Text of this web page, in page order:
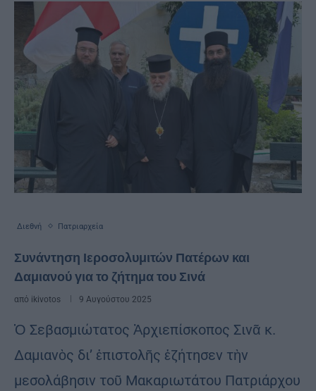
Διεθνή Πατριαρχεία
Συνάντηση Ιεροσολυμιτών Πατέρων και
Δαμιανού για το ζήτημα του Σινά
από ikivotos 9 Αυγούστου 2025
Ὁ Σεβασμιώτατος Ἀρχιεπίσκοπος Σινᾶ κ.
Δαμιανὸς δι’ ἐπιστολῆς ἐζήτησεν τὴν
μεσολάβησιν τοῦ Μακαριωτάτου Πατριάρχου